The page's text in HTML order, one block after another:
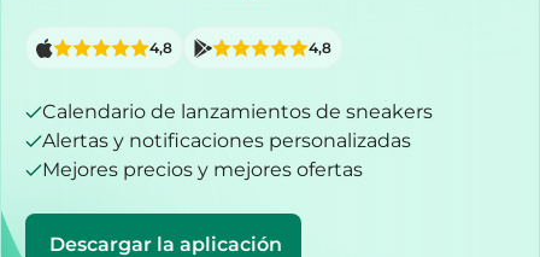
Calendario de lanzamientos de sneakers
Alertas y notificaciones personalizadas
Mejores precios y mejores ofertas
Descargar la aplicación
4,8 4,8